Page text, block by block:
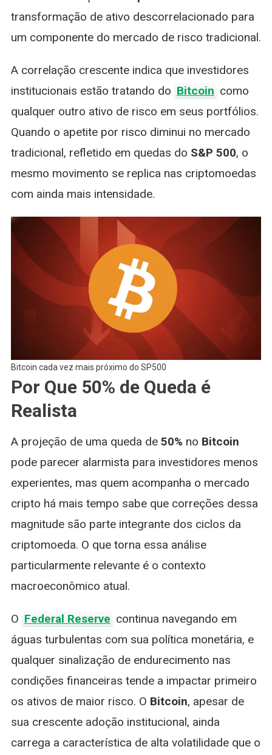
transformação de ativo descorrelacionado para
um componente do mercado de risco tradicional.
A correlação crescente indica que investidores
institucionais estão tratando do Bitcoin como
qualquer outro ativo de risco em seus portfólios.
Quando o apetite por risco diminui no mercado
tradicional, refletido em quedas do S&P 500, o
mesmo movimento se replica nas criptomoedas
com ainda mais intensidade.
Bitcoin cada vez mais próximo do SP500
Por Que 50% de Queda é
Realista
A projeção de uma queda de 50% no Bitcoin
pode parecer alarmista para investidores menos
experientes, mas quem acompanha o mercado
cripto há mais tempo sabe que correções dessa
magnitude são parte integrante dos ciclos da
criptomoeda. O que torna essa análise
particularmente relevante é o contexto
macroeconômico atual.
O Federal Reserve continua navegando em
águas turbulentas com sua política monetária, e
qualquer sinalização de endurecimento nas
condições financeiras tende a impactar primeiro
os ativos de maior risco. O Bitcoin, apesar de
sua crescente adoção institucional, ainda
carrega a característica de alta volatilidade que o